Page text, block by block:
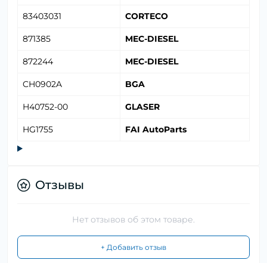
83403031 CORTECO
871385 MEC-DIESEL
872244 MEC-DIESEL
CH0902A BGA
H40752-00 GLASER
HG1755 FAI AutoParts
Отзывы
Нет отзывов об этом товаре.
+ Добавить отзыв